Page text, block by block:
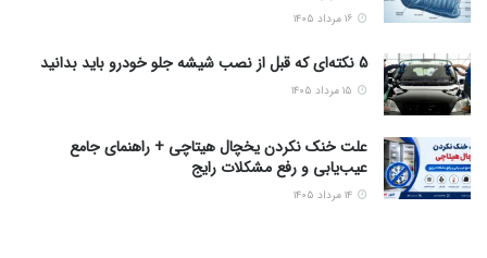
5 نکته‌ای که قبل از نصب شیشه جلو خودرو باید بدانید
علت خنک نکردن یخچال هیتاچی + راهنمای جامع
عیب‌یابی و رفع مشکلات رایج